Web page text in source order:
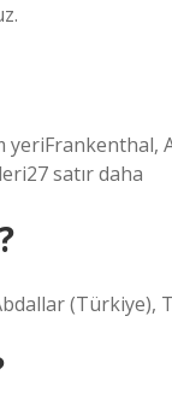
satır daha
(Türkiye),